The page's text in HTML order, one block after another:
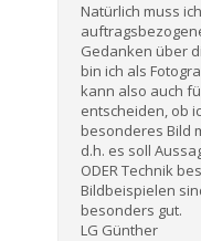
Natürlich muss
Gedanken über
bin ich als
kann also auch
entscheiden, ob
besonderes Bild
d.h. es soll
ODER Technik
Bildbeispielen
besonders gut.
LG Günther